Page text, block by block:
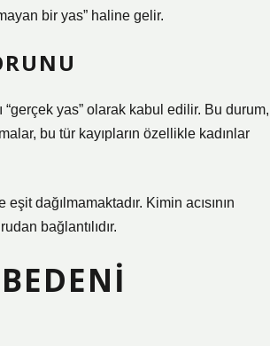
bir yas” haline gelir.
yas” olarak kabul edilir. Bu durum,
bu tür kayıpların özellikle kadınlar
dağılmamaktadır. Kimin acısının
bağlantılıdır.